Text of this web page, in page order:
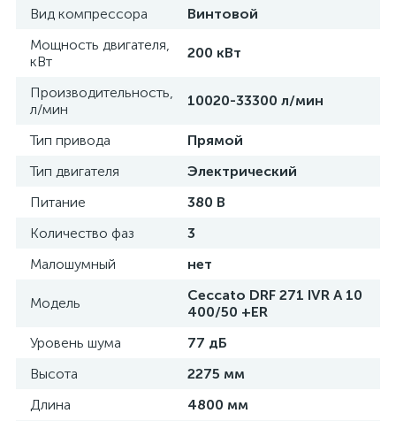
Вид компрессора
Винтовой
Мощность двигателя,
кВт
200 кВт
Производительность,
л/мин
10020-33300 л/мин
Тип привода
Прямой
Тип двигателя
Электрический
Питание
380 В
Количество фаз
3
Малошумный
нет
Модель
Ceccato DRF 271 IVR A 10
400/50 +ER
Уровень шума
77 дБ
Высота
2275 мм
Длина
4800 мм